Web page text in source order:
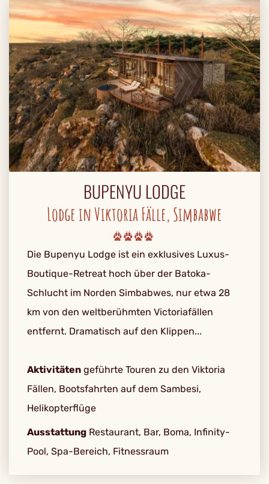
BUPENYU LODGE
Lodge in Viktoria Fälle, Simbabwe
Die Bupenyu Lodge ist ein exklusives Luxus-
Boutique-Retreat hoch über der Batoka-
Schlucht im Norden Simbabwes, nur etwa 28
km von den weltberühmten Victoriafällen
entfernt. Dramatisch auf den Klippen...
Aktivitäten geführte Touren zu den Viktoria
Fällen, Bootsfahrten auf dem Sambesi,
Helikopterflüge
Ausstattung Restaurant, Bar, Boma, Infinity-
Pool, Spa-Bereich, Fitnessraum